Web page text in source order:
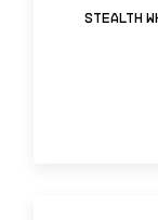
Stealth